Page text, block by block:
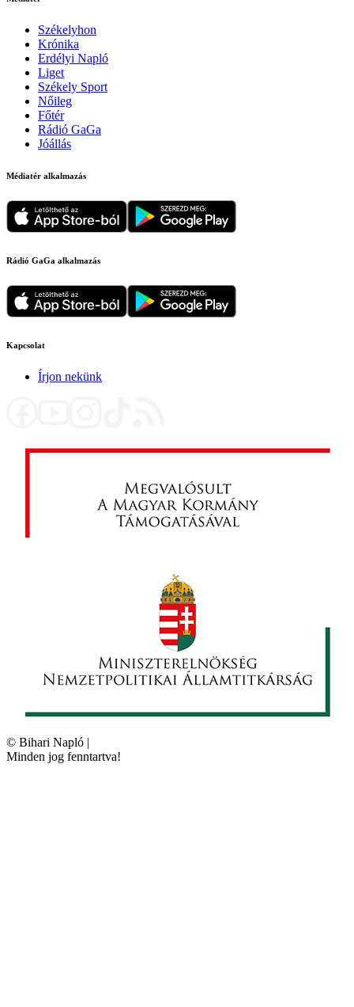
Székelyhon
Krónika
Erdélyi Napló
Liget
Székely Sport
Nőileg
Főtér
Rádió GaGa
Jóállás
Médiatér alkalmazás
Rádió GaGa alkalmazás
Kapcsolat
Írjon nekünk
© Bihari Napló |
Minden jog fenntartva!